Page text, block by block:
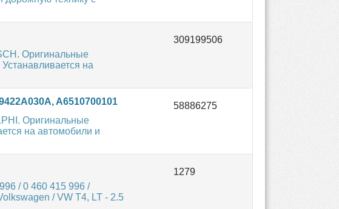
Оригинальные
на
A6510700101
Оригинальные
на автомобили и
/ 0 460 415 996 /
/ VW T4, LT - 2.5